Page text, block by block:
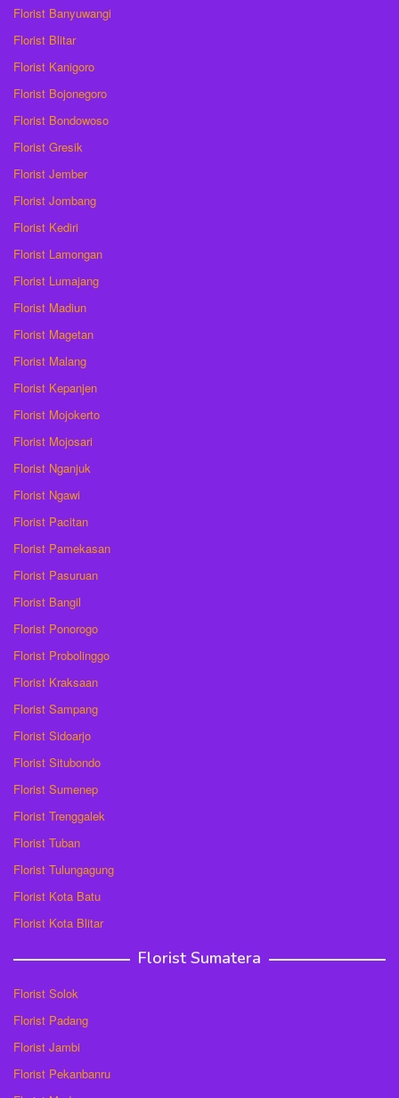
Florist Banyuwangi
Florist Blitar
Florist Kanigoro
Florist Bojonegoro
Florist Bondowoso
Florist Gresik
Florist Jember
Florist Jombang
Florist Kediri
Florist Lamongan
Florist Lumajang
Florist Madiun
Florist Magetan
Florist Malang
Florist Kepanjen
Florist Mojokerto
Florist Mojosari
Florist Nganjuk
Florist Ngawi
Florist Pacitan
Florist Pamekasan
Florist Pasuruan
Florist Bangil
Florist Ponorogo
Florist Probolinggo
Florist Kraksaan
Florist Sampang
Florist Sidoarjo
Florist Situbondo
Florist Sumenep
Florist Trenggalek
Florist Tuban
Florist Tulungagung
Florist Kota Batu
Florist Kota Blitar
Florist Sumatera
Florist Solok
Florist Padang
Florist Jambi
Florist Pekanbanru